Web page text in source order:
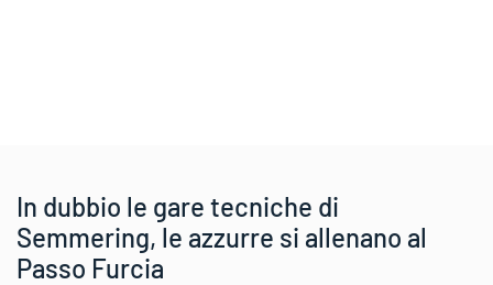
In dubbio le gare tecniche di
Semmering, le azzurre si allenano al
Passo Furcia